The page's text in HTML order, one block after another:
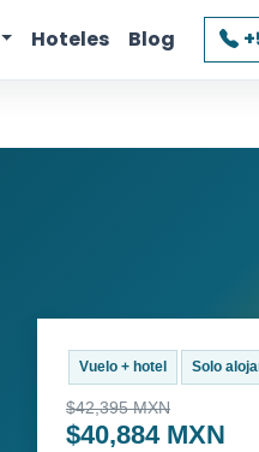
Hoteles Blog
Vuelo + hotel Solo
$42,395 MXN
$40,884 MXN